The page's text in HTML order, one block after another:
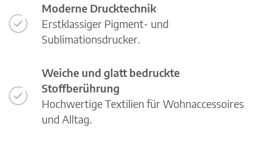
Moderne Drucktechnik
Erstklassiger Pigment- und
Sublimationsdrucker.
Weiche und glatt bedruckte
Stoffberührung
Hochwertige Textilien für Wohnaccessoires
und Alltag.